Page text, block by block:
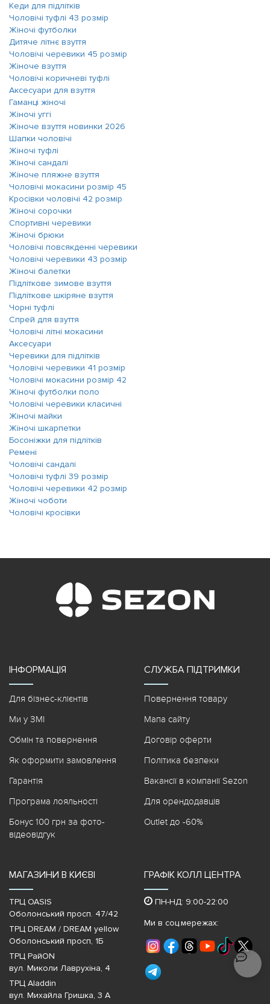
Кеди для підлітків
Чоловічі туфлі 43 розмір
Жіночі футболки
Дитяче літнє взуття
Чоловічі черевики 45 розмір
Жіноче взуття
Чоловічі коричневі туфлі
Аксесуари для взуття
Гаманці жіночі
Жіночі уггі
Жіноче взуття новинки 2026
Шапки чоловічі
Жіночі туфлі
Жіночі сандалі
Жіноче пляжне взуття
Чоловічі мокасини розмір 45
Кросівки чоловічі 42 розмір
Жіночі сорочки
Спортивні черевики
Жіночі брюки
Чоловічі повсякденні черевики
Чоловічі черевики 43 розмір
Жіночі балетки
Підліткове зимове взуття
Підліткове шкіряне взуття
Чорні туфлі
Спрей для взуття
Чоловічі літні мокасини
Аксесуари
Черевики для підлітків
Чоловічі черевики 41 розмір
Чоловічі мокасини розмір 42
Жіночі футболки поло
Чоловічі черевики класичні
Жіночі майки
Жіночі шкарпетки
Босоніжки для підлітків
Ремені
Чоловічі сандалі
Чоловічі туфлі 39 розмір
Чоловічі черевики 42 розмір
Жіночі чоботи
Чоловічі кросівки
ІНФОРМАЦІЯ
Для бізнес-клієнтів
Ми у ЗМІ
Обмін та повернення
Як оформити замовлення
Гарантія
Програма лояльності
Бонус 100 грн за фото-
відеовідгук
СЛУЖБА ПІДТРИМКИ
Повернення товару
Мапа сайту
Договір оферти
Політика безпеки
Вакансії в компанії Sezon
Для орендодавців
Outlet до -60%
МАГАЗИНИ В КИЄВІ
ТРЦ OASIS
Оболонський просп. 47/42
ТРЦ DREAM / DREAM yellow
Оболонський просп, 1Б
ТРЦ РайON
вул. Миколи Лаврухіна, 4
ТРЦ Aladdin
вул. Михайла Гришка, 3 А
ГРАФІК КОЛЛ ЦЕНТРА
ПН-НД: 9:00-22:00
Ми в соц.мережах: